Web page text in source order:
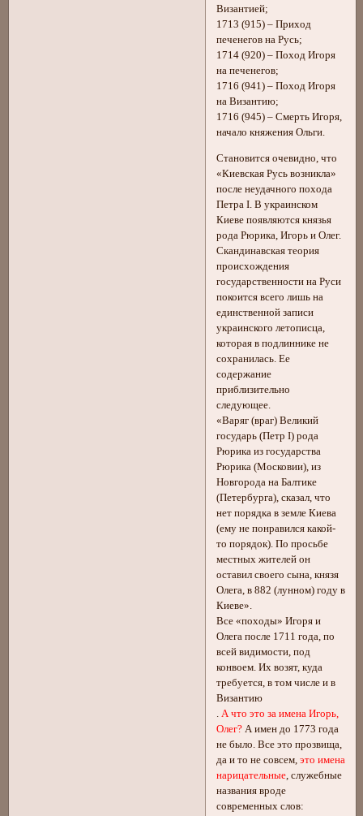
Византией;
1713 (915) – Приход
печенегов на Русь;
1714 (920) – Поход Игоря
на печенегов;
1716 (941) – Поход Игоря
на Византию;
1716 (945) – Смерть Игоря,
начало княжения Ольги.
Становится очевидно, что
«Киевская Русь возникла»
после неудачного похода
Петра I. В украинском
Киеве появляются князья
рода Рюрика, Игорь и Олег.
Скандинавская теория
происхождения
государственности на Руси
покоится всего лишь на
единственной записи
украинского летописца,
которая в подлиннике не
сохранилась. Ее
содержание
приблизительно
следующее.
«Варяг (враг) Великий
государь (Петр I) рода
Рюрика из государства
Рюрика (Московии), из
Новгорода на Балтике
(Петербурга), сказал, что
нет порядка в земле Киева
(ему не понравился какой-
то порядок). По просьбе
местных жителей он
оставил своего сына, князя
Олега, в 882 (лунном) году в
Киеве».
Все «походы» Игоря и
Олега после 1711 года, по
всей видимости, под
конвоем. Их возят, куда
требуется, в том числе и в
Византию
А что это за имена Игорь,
Олег? А имен до 1773 года
не было. Все это прозвища,
да и то не совсем,это имена
нарицательные , служебные
названия вроде
современных слов: